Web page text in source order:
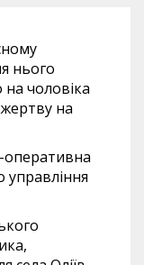
нього
чоловіка
на
оперативна
управління